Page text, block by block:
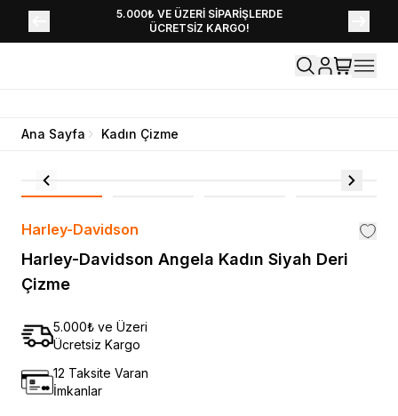
5.000₺ VE ÜZERİ SİPARİŞLERDE
ÜCRETSİZ KARGO!
YENİ SEZON KOLEKSİYONU EKLENDİ,
HEMEN KEŞFET!
Ana Sayfa Kadın Çizme
Harley-Davidson
Harley-Davidson Angela Kadın Siyah Deri
Çizme
5.000₺ ve Üzeri
Ücretsiz Kargo
12 Taksite Varan
İmkanlar